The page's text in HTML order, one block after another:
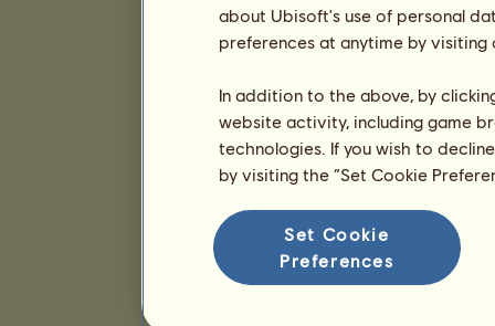
about Ubisoft's use of personal
preferences at anytime by
In addition to the above, by
website activity, including game
technologies. If you wish to
by visiting the “Set Cookie
Set Cookie
Preferences